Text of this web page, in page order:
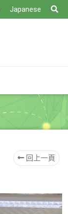
Japanese
尋
回上一頁